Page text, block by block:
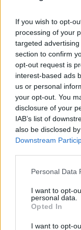
If you wish to opt-
processing of your
targeted
section to confirm
opt-out request is
interest-based ads
us or personal
your opt-out. You
disclosure of your
IAB’s list of
also be disclosed
Downstream
Please note that
not limited to your
grant or deny
use your data for
consent section.
Personal Data
I want to opt-
personal data.
Opted In
I want to opt-
08.08.2026